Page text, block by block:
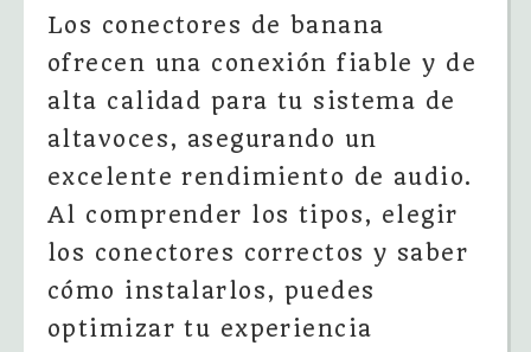
Los conectores de banana
ofrecen una conexión fiable y de
alta calidad para tu sistema de
altavoces, asegurando un
excelente rendimiento de audio.
Al comprender los tipos, elegir
los conectores correctos y saber
cómo instalarlos, puedes
optimizar tu experiencia